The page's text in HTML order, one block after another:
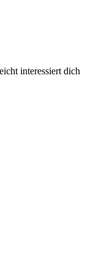
interessiert dich